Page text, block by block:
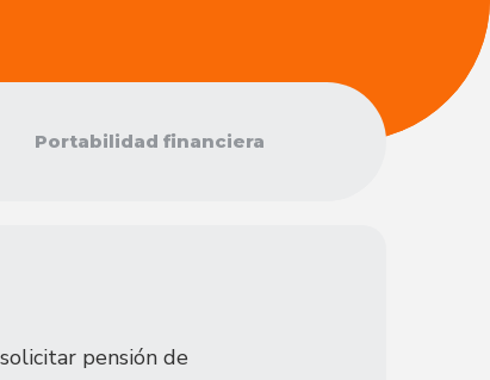
Portabilidad financiera
pensión de